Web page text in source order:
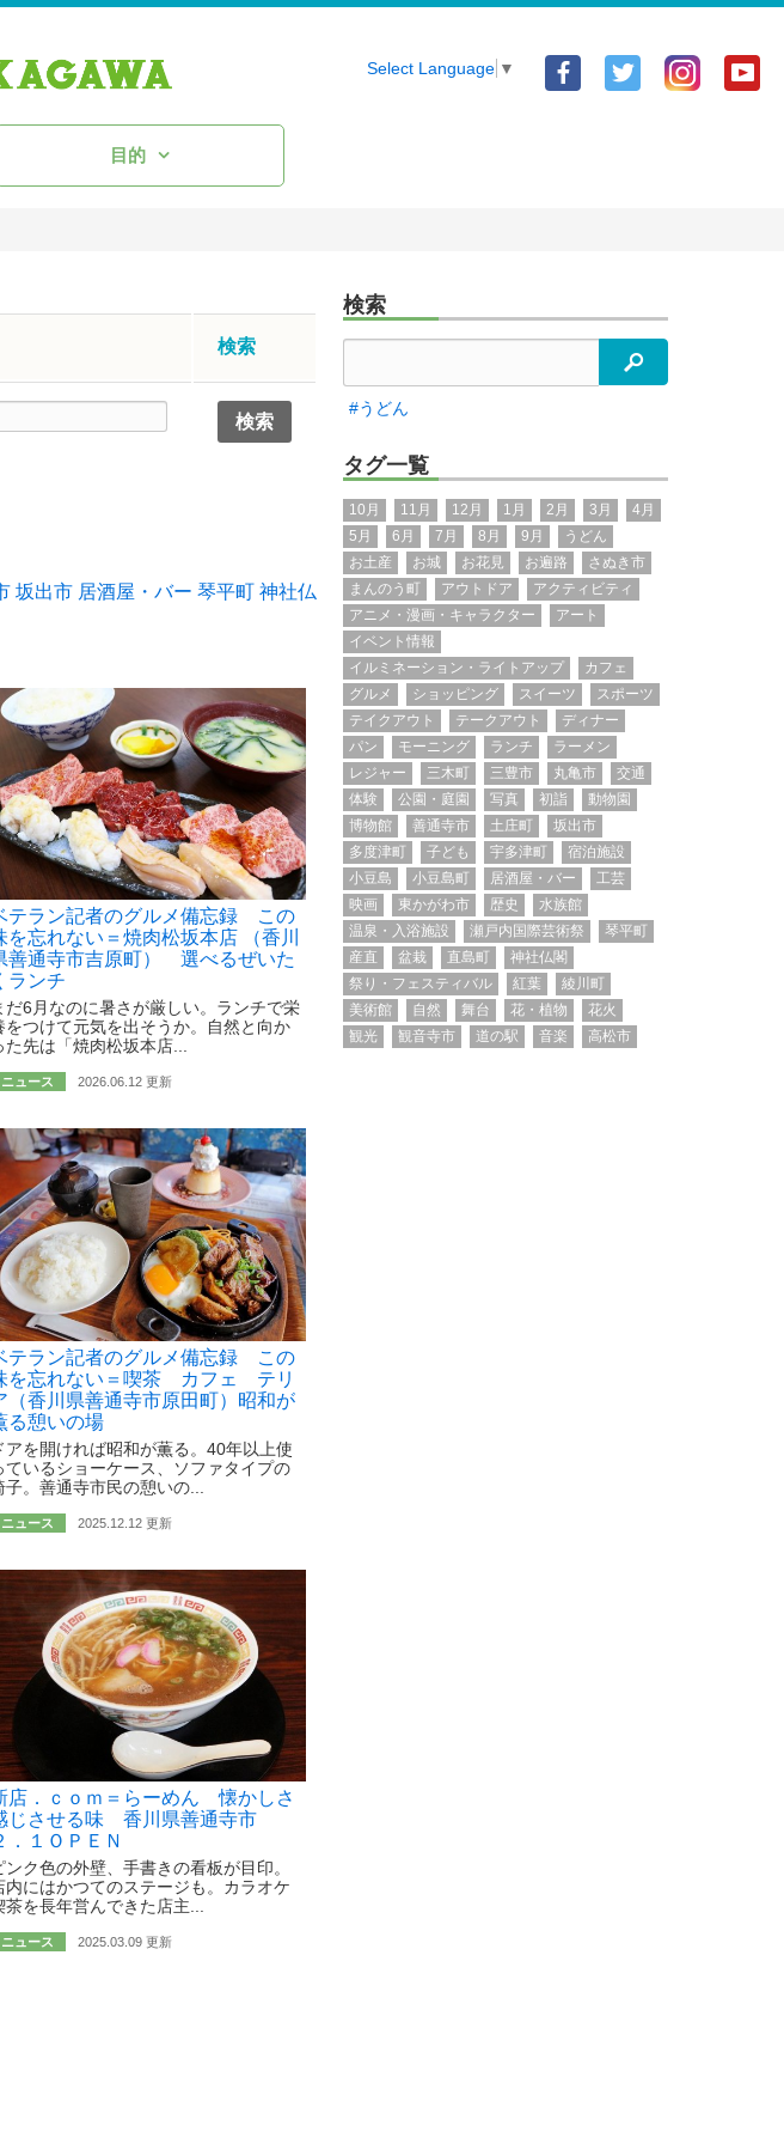
Facebook
Twitter
Select Language ▼
目的
検索
坂出市 居酒屋・バー 琴平町 神社仏
テラン記者のグルメ備忘録 この
を忘れない＝焼肉松坂本店 （香川
善通寺市吉原町） 選べるぜいた
ランチ
だ6月なのに暑さが厳しい。ランチで栄
をつけて元気を出そうか。自然と向か
た先は「焼肉松坂本店...
ニュース 2026.06.12 更新
テラン記者のグルメ備忘録 この
を忘れない＝喫茶 カフェ テリ
（香川県善通寺市原田町）昭和が
る憩いの場
アを開ければ昭和が薫る。40年以上使
ているショーケース、ソファタイプの
子。善通寺市民の憩いの...
ニュース 2025.12.12 更新
店．ｃｏｍ＝らーめん 懐かしさ
じさせる味 香川県善通寺市
．１ＯＰＥＮ
ンク色の外壁、手書きの看板が目印。
内にはかつてのステージも。カラオケ
茶を長年営んできた店主...
ニュース 2025.03.09 更新
検索
検索
#うどん
タグ一覧
10月 11月 12月 1月 2月 3月
4月
5月
6月 7月 8月 9月
うどん
お土産
お城 お花見 お遍路
さぬき市
まんのう町
アウトドア
アクティビティ
アニメ・漫画・キャラクター
アート
イベント情報
イルミネーション・ライトアップ
カフェ
グルメ
ショッピング スイーツ
スポーツ
テイクアウト
テークアウト
ディナー
パン
モーニング ランチ
ラーメン
レジャー
三木町 三豊市 丸亀市
交通
体験
公園・庭園 写真 初詣
動物園
博物館
善通寺市 土庄町
坂出市
多度津町
子ども 宇多津町
宿泊施設
小豆島
小豆島町 居酒屋・バー
工芸
映画
東かがわ市 歴史
水族館
温泉・入浴施設
瀬戸内国際芸術祭
琴平町
産直
盆栽 直島町
神社仏閣
祭り・フェスティバル
紅葉
綾川町
美術館
自然 舞台 花・植物
花火
観光
観音寺市 道の駅 音楽 高松市